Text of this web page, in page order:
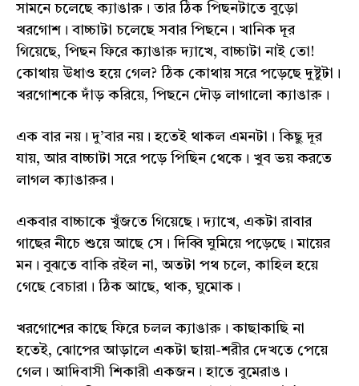
সামনে চলেছে ক্যাঙারু। তার ঠিক পিছনটাতে বুড়ো
খরগোশ। বাচ্চাটা চলেছে সবার পিছনে। খানিক দূর
গিয়েছে, পিছন ফিরে ক্যাঙারু দ্যাখে, বাচ্চাটা নাই তো!
কোথায় উধাও হয়ে গেল? ঠিক কোথায় সরে পড়েছে দুষ্টুটা।
খরগোশকে দাঁড় করিয়ে, পিছনে দৌড় লাগালো ক্যাঙারু।
এক বার নয়। দু’বার নয়। হতেই থাকল এমনটা। কিছু দূর
যায়, আর বাচ্চাটা সরে পড়ে পিছিন থেকে। খুব ভয় করতে
লাগল ক্যাঙারুর।
একবার বাচ্চাকে খুঁজতে গিয়েছে। দ্যাখে, একটা রাবার
গাছের নীচে শুয়ে আছে সে। দিব্বি ঘুমিয়ে পড়েছে। মায়ের
মন। বুঝতে বাকি রইল না, অতটা পথ চলে, কাহিল হয়ে
গেছে বেচারা। ঠিক আছে, থাক, ঘুমোক।
খরগোশের কাছে ফিরে চলল ক্যাঙারু। কাছাকাছি না
হতেই, ঝোপের আড়ালে একটা ছায়া-শরীর দেখতে পেয়ে
গেল। আদিবাসী শিকারী একজন। হাতে বুমেরাঙ।